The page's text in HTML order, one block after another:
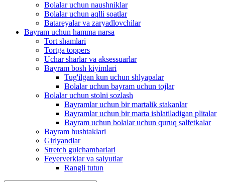
Bolalar uchun naushniklar
Bolalar uchun aqlli soatlar
Batareyalar va zaryadlovchilar
Bayram uchun hamma narsa
Tort shamlari
Tortga toppers
Uchar sharlar va aksessuarlar
Bayram bosh kiyimlari
Tug'ilgan kun uchun shlyapalar
Bolalar uchun bayram uchun tojlar
Bolalar uchun stolni sozlash
Bayramlar uchun bir martalik stakanlar
Bayramlar uchun bir marta ishlatiladigan plitalar
Bayram uchun bolalar uchun quruq salfetkalar
Bayram hushtaklari
Girlyandlar
Stretch gulchambarlari
Feyerverklar va salyutlar
Rangli tutun